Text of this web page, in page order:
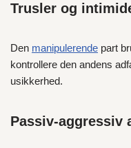
Trusler og
Den manipulerende part
kontrollere den andens
usikkerhed.
Passiv-aggressiv